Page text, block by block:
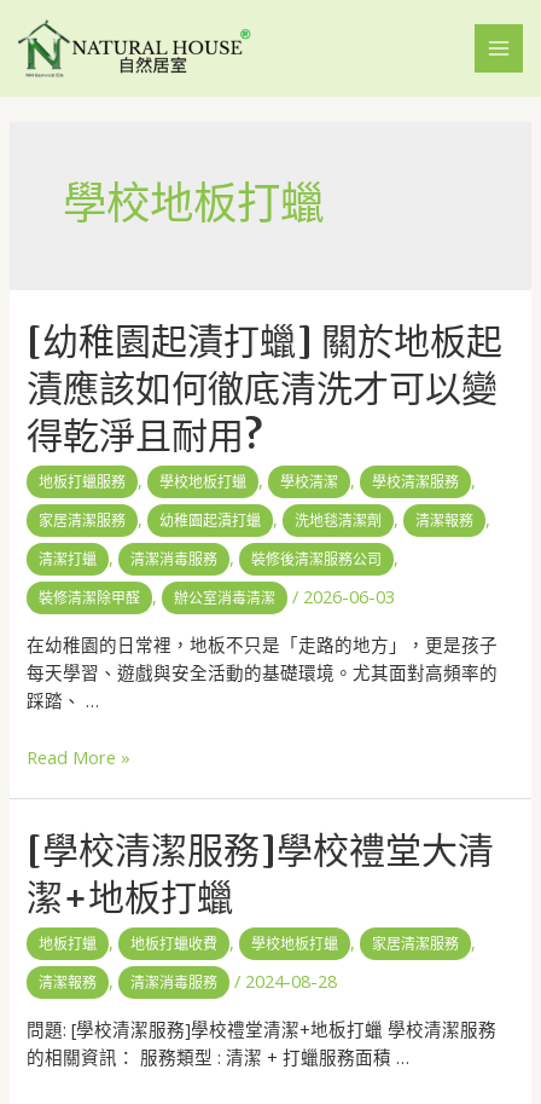
學校地板打蠟
[幼稚園起漬打蠟] 關於地板起
漬應該如何徹底清洗才可以變
得乾淨且耐用?
地板打蠟服務 , 學校地板打蠟 , 學校清潔 , 學校清潔服務 ,
家居清潔服務 , 幼稚園起漬打蠟 , 洗地毯清潔劑 , 清潔報務 ,
清潔打蠟 , 清潔消毒服務 , 裝修後清潔服務公司 ,
裝修清潔除甲醛 , 辦公室消毒清潔 / 2026-06-03
在幼稚園的日常裡，地板不只是「走路的地方」，更是孩子
每天學習、遊戲與安全活動的基礎環境。尤其面對高頻率的
踩踏、 …
Read More »
[學校清潔服務]學校禮堂大清
潔+地板打蠟
地板打蠟 , 地板打蠟收費 , 學校地板打蠟 , 家居清潔服務 ,
清潔報務 , 清潔消毒服務 / 2024-08-28
問題: [學校清潔服務]學校禮堂清潔+地板打蠟 學校清潔服務
的相關資訊： 服務類型 : 清潔 + 打蠟服務面積 …